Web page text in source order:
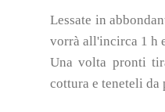
Lessate in
vorrà all'incirca 1 h
Una volta pronti
cottura e teneteli da